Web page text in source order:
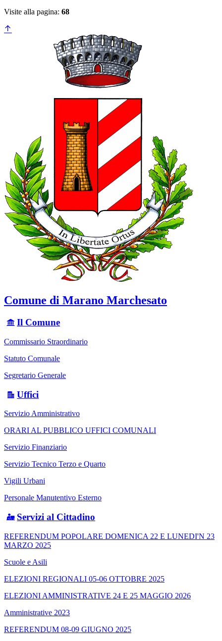
Visite alla pagina: 68
Comune di Marano Marchesato
Il Comune
Commissario Straordinario
Statuto Comunale
Segretario Generale
Uffici
Servizio Amministrativo
ORARI AL PUBBLICO UFFICI COMUNALI
Servizio Finanziario
Servizio Tecnico Terzo e Quarto
Vigili Urbani
Personale Manutentivo Esterno
Servizi al Cittadino
REFERENDUM POPOLARE DOMENICA 22 E LUNEDI'N 23
MARZO 2025
Scuole e Asili
ELEZIONI REGIONALI 05-06 OTTOBRE 2025
ELEZIONI AMMINISTRATIVE 24 E 25 MAGGIO 2026
Amministrative 2023
REFERENDUM 08-09 GIUGNO 2025